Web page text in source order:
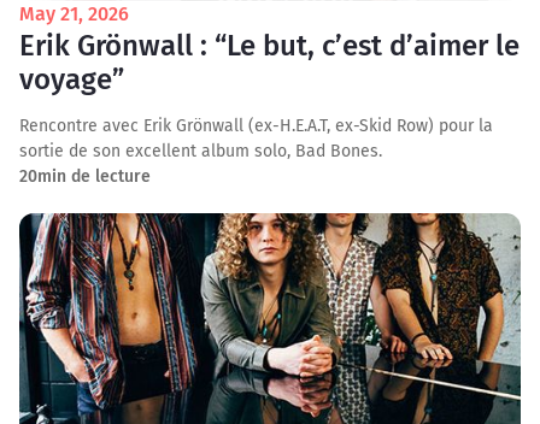
May 21, 2026
Erik Grönwall : “Le but, c’est d’aimer le
voyage”
Rencontre avec Erik Grönwall (ex-H.E.A.T, ex-Skid Row) pour la
sortie de son excellent album solo, Bad Bones.
20min de lecture